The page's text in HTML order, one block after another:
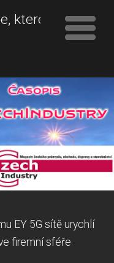
které
EY 5G sítě urychlí
firemní sféře